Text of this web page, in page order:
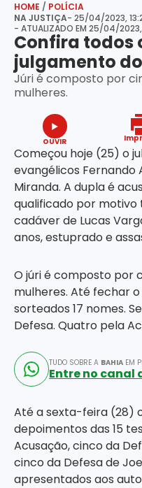
HOME / POLÍCIA
NA JUSTIÇA- 25/04/2023,
- ATUALIZADO EM 25/04/2023,
Confira todos
julgamento
Júri é composto por
mulheres.
OUVIR
Começou hoje (25) o
evangélicos Fernando
Miranda. A dupla é
qualificado por
cadáver de Lucas
anos, estuprado e
O júri é composto por
mulheres. Até fechar
sorteados 17 nomes.
Defesa. Quatro pela
TUDO SOBRE A BAHIA EM
Entre no canal
Até a sexta-feira (28)
depoimentos das 15
Acusação, cinco da
cinco da Defesa de
apresentados aos